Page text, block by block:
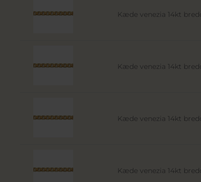
Kæde venezia 14kt
Kæde venezia 14kt
Kæde venezia 14kt
Kæde venezia 14kt